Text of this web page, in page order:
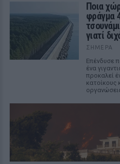
Ποια
φράγμα
γιατί
ΣΉΜΕΡΑ
Επένδυσε
ένα
προκαλεί
κατοίκους